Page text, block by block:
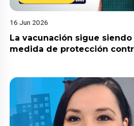
16 Jun 2026
La vacunación sigue
medida de protección